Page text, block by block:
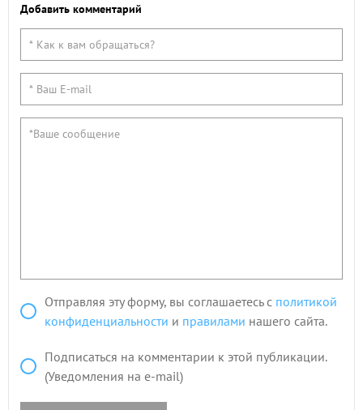
Добавить комментарий
Отправляя эту форму, вы соглашаетесь с политикой
конфиденциальности и правилами нашего сайта.
Подписаться на комментарии к этой публикации.
(Уведомления на e-mail)